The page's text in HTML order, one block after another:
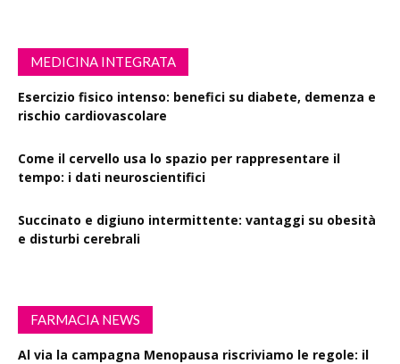
MEDICINA INTEGRATA
Esercizio fisico intenso: benefici su diabete, demenza e
rischio cardiovascolare
Come il cervello usa lo spazio per rappresentare il
tempo: i dati neuroscientifici
Succinato e digiuno intermittente: vantaggi su obesità
e disturbi cerebrali
FARMACIA NEWS
Al via la campagna Menopausa riscriviamo le regole: il